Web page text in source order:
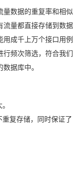
量数据的重复率和相似
流量都直接存储到数据
用成千上万个接口用例
频次筛选，符合我们
据库中。
复存储，同时保证了